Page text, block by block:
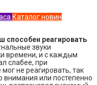
Каталог новин
способен реагировать
звуки
времени, и с каждым
слабее, при
не реагировать, так
внимания или постепенно